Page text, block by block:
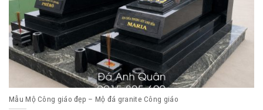
Mẫu Mộ Công giáo đẹp – Mộ đá granite Công giáo